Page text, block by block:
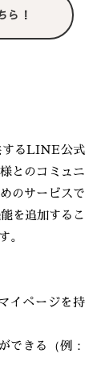
ら！
るLINE公式
とのコミュニ
のサービスで
を追加するこ
。
イページを持
できる（例：